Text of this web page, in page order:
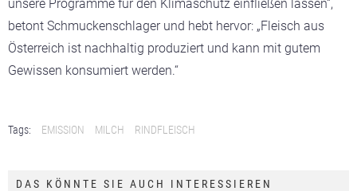
unsere Programme für den Klimaschutz einfließen lassen“,
betont Schmuckenschlager und hebt hervor: „Fleisch aus
Österreich ist nachhaltig produziert und kann mit gutem
Gewissen konsumiert werden.“
Tags: EMISSION MILCH RINDFLEISCH
DAS KÖNNTE SIE AUCH INTERESSIEREN